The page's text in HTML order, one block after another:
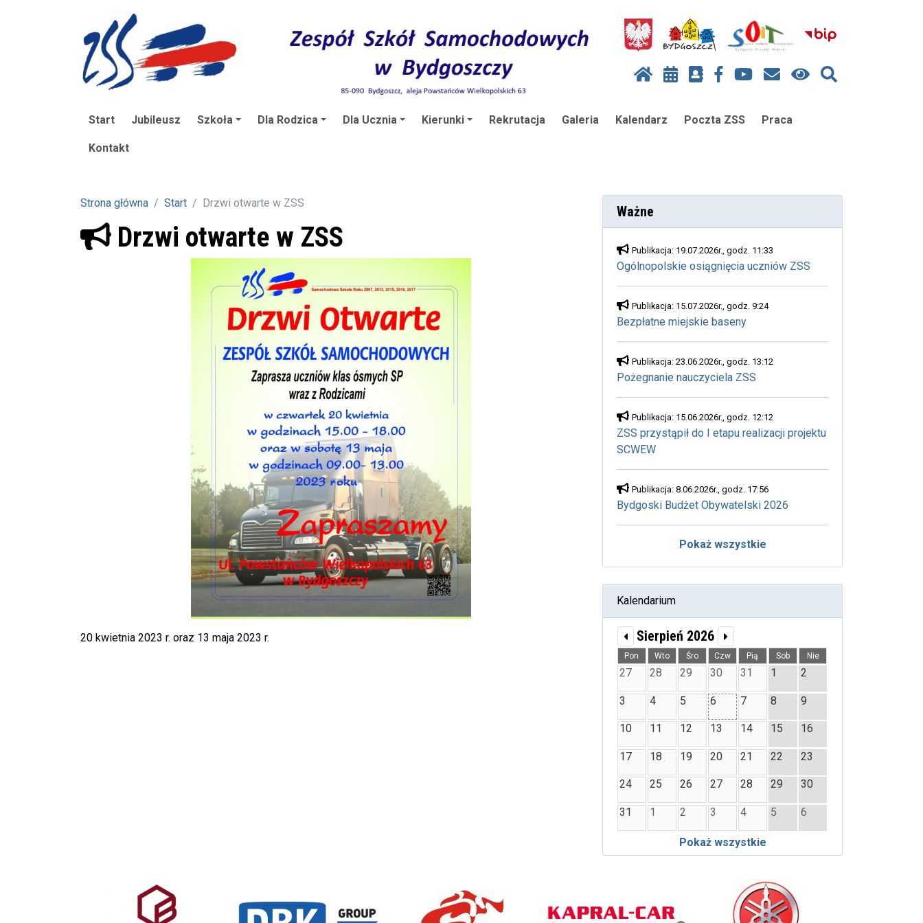
Start Jubileusz Szkoła Dla Rodzica Dla Ucznia Kierunki Rekrutacja Galeria Kalendarz Poczta ZSS Praca
Kontakt
Strona główna Start Drzwi otwarte w ZSS
Drzwi otwarte w ZSS
20 kwietnia 2023 r. oraz 13 maja 2023 r.
Ważne
Publikacja: 19.07.2026r., godz. 11:33
Ogólnopolskie osiągnięcia uczniów ZSS
Publikacja: 15.07.2026r., godz. 9:24
Bezpłatne miejskie baseny
Publikacja: 23.06.2026r., godz. 13:12
Pożegnanie nauczyciela ZSS
Publikacja: 15.06.2026r., godz. 12:12
ZSS przystąpił do I etapu realizacji projektu
SCWEW
Publikacja: 8.06.2026r., godz. 17:56
Bydgoski Budżet Obywatelski 2026
Pokaż wszystkie
Kalendarium
Sierpień 2026
Pon Wto Śro Czw Pią Sob Nie
27 28 29 30 31 1 2
3 4 5 6 7 8 9
10 11 12 13 14 15 16
17 18 19 20 21 22 23
24 25 26 27 28 29 30
31 1 2 3 4 5 6
Pokaż wszystkie